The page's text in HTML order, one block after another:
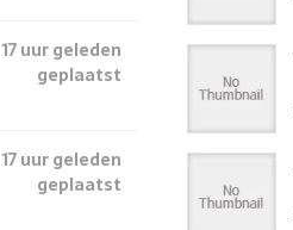
17 uur geleden
geplaatst
17 uur geleden
geplaatst